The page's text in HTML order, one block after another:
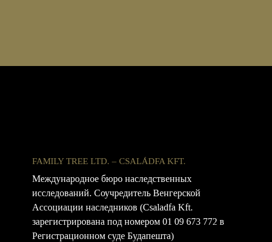
FAMILY TREE LTD. – CSALÁDFA KFT.
Международное бюро наследственных
исследований. Соучредитель Венгерской
Ассоциации наследников (Csaladfa Kft.
зарегистрирована под номером 01 09 673 772 в
Регистрационном суде Будапешта)